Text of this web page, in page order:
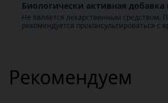
Биологически активная
Не является лекарственным средством.
рекомендуется проконсультироваться с
Рекомендуем